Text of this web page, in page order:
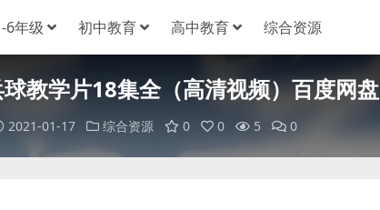
6年级 初中教育 高中教育 综合资源
教学片18集全（高清视频）百度网盘
2021-01-17 综合资源 0 0 5 0